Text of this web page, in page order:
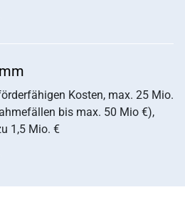
Kosten, max. 25 Mio.
bis max. 50 Mio €),
1,5 Mio. €